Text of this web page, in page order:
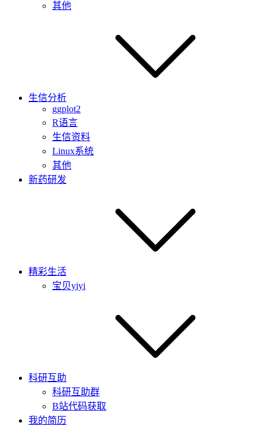
其他
生信分析
ggplot2
R语言
生信资料
Linux系统
其他
新药研发
精彩生活
宝贝yiyi
科研互助
科研互助群
B站代码获取
我的简历